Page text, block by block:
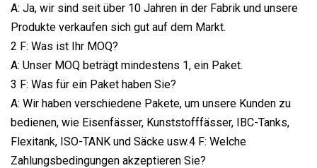
A: Ja, wir sind seit über 10 Jahren in der Fabrik und unsere
Produkte verkaufen sich gut auf dem Markt.
2 F: Was ist Ihr MOQ?
A: Unser MOQ beträgt mindestens 1, ein Paket.
3 F: Was für ein Paket haben Sie?
A: Wir haben verschiedene Pakete, um unsere Kunden zu
bedienen, wie Eisenfässer, Kunststofffässer, IBC-Tanks,
Flexitank, ISO-TANK und Säcke usw.4 F: Welche
Zahlungsbedingungen akzeptieren Sie?